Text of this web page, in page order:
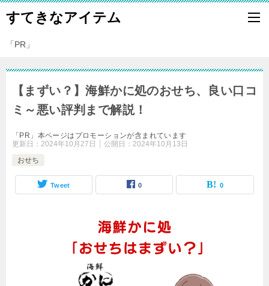
すてきなアイテム
「PR」
【まずい？】海鮮かに処のおせち、良い口コ
ミ～悪い評判まで解説！
「PR」本ページはプロモーションが含まれています
更新日： 2024年10月27日 公開日： 2024年10月13日
おせち
Tweet 0 0